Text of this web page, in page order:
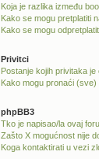
Koja je razlika između
Kako se mogu pretplatiti
Kako se mogu
Privitci
Postanje kojih privitaka je
Kako mogu pronaći
phpBB3
Tko je napisao/la ovaj
Zašto X mogućnost nije
Koga kontaktirati u vezi